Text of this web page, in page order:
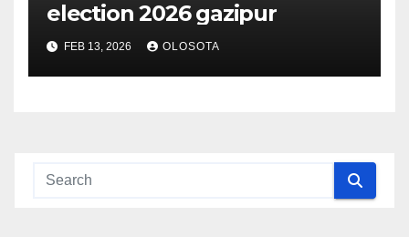
election 2026 gazipur
FEB 13, 2026 OLOSOTA